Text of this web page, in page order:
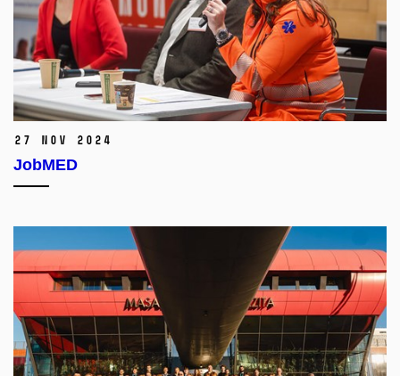
27 Nov 2024
JobMED